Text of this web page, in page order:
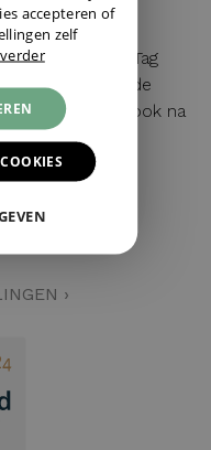
hier gekochte Tag
ik vroeg wat de
Top service ook na
›
accepteren of
zelf